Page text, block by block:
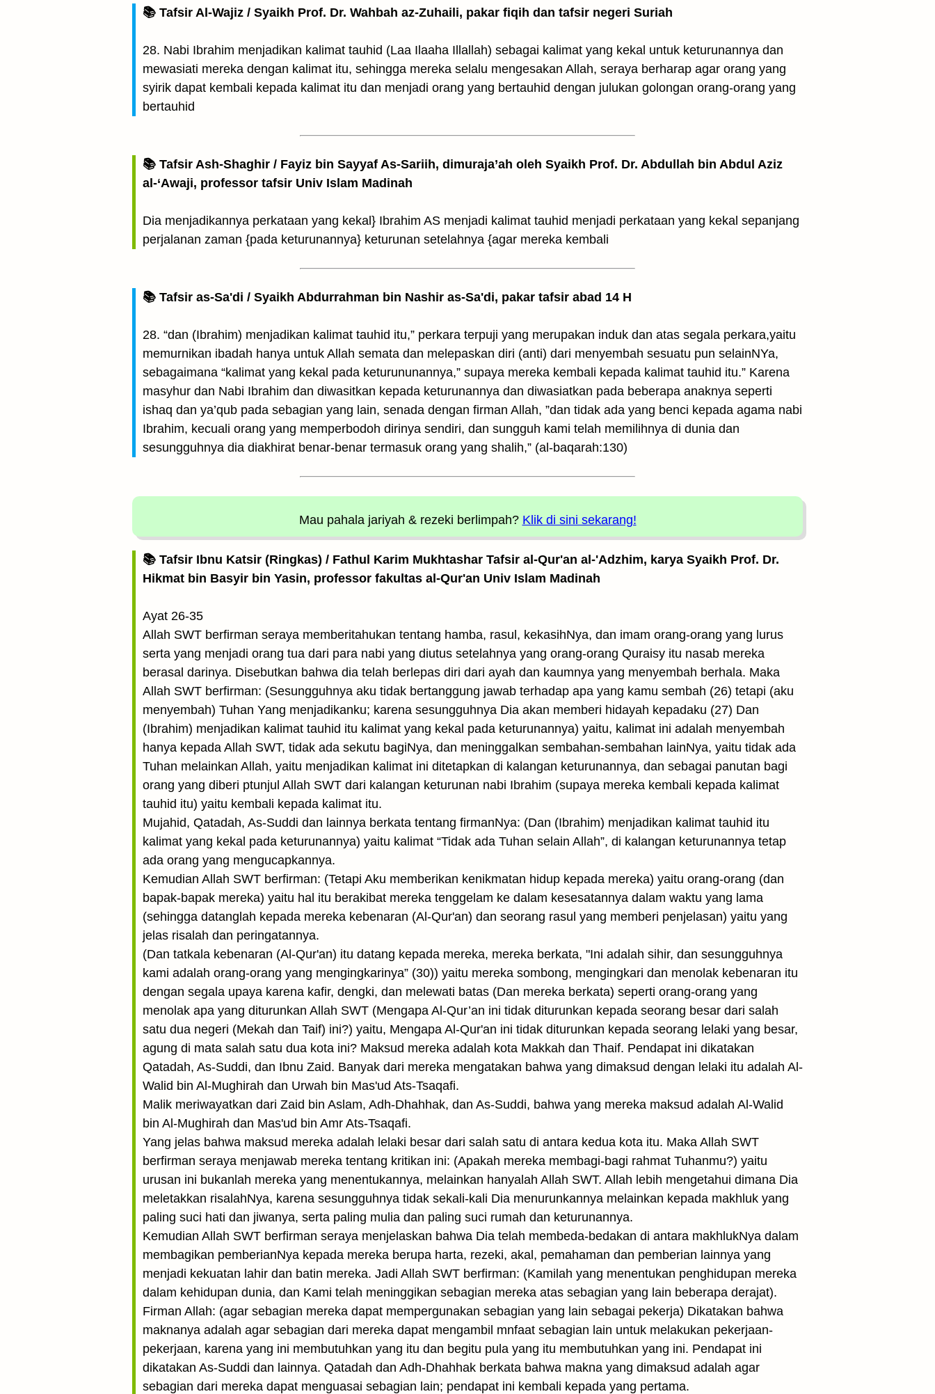
📚 Tafsir Al-Wajiz / Syaikh Prof. Dr. Wahbah az-Zuhaili, pakar fiqih dan tafsir negeri Suriah
28. Nabi Ibrahim menjadikan kalimat tauhid (Laa Ilaaha Illallah) sebagai kalimat yang kekal untuk keturunannya dan
mewasiati mereka dengan kalimat itu, sehingga mereka selalu mengesakan Allah, seraya berharap agar orang yang
syirik dapat kembali kepada kalimat itu dan menjadi orang yang bertauhid dengan julukan golongan orang-orang yang
bertauhid
📚 Tafsir Ash-Shaghir / Fayiz bin Sayyaf As-Sariih, dimuraja’ah oleh Syaikh Prof. Dr. Abdullah bin Abdul Aziz
al-‘Awaji, professor tafsir Univ Islam Madinah
Dia menjadikannya perkataan yang kekal} Ibrahim AS menjadi kalimat tauhid menjadi perkataan yang kekal sepanjang
perjalanan zaman {pada keturunannya} keturunan setelahnya {agar mereka kembali
📚 Tafsir as-Sa'di / Syaikh Abdurrahman bin Nashir as-Sa'di, pakar tafsir abad 14 H
28. “dan (Ibrahim) menjadikan kalimat tauhid itu,” perkara terpuji yang merupakan induk dan atas segala perkara,yaitu
memurnikan ibadah hanya untuk Allah semata dan melepaskan diri (anti) dari menyembah sesuatu pun selainNYa,
sebagaimana “kalimat yang kekal pada keturununannya,” supaya mereka kembali kepada kalimat tauhid itu.” Karena
masyhur dan Nabi Ibrahim dan diwasitkan kepada keturunannya dan diwasiatkan pada beberapa anaknya seperti
ishaq dan ya’qub pada sebagian yang lain, senada dengan firman Allah, ”dan tidak ada yang benci kepada agama nabi
Ibrahim, kecuali orang yang memperbodoh dirinya sendiri, dan sungguh kami telah memilihnya di dunia dan
sesungguhnya dia diakhirat benar-benar termasuk orang yang shalih,” (al-baqarah:130)
Mau pahala jariyah & rezeki berlimpah? Klik di sini sekarang!
📚 Tafsir Ibnu Katsir (Ringkas) / Fathul Karim Mukhtashar Tafsir al-Qur'an al-'Adzhim, karya Syaikh Prof. Dr.
Hikmat bin Basyir bin Yasin, professor fakultas al-Qur'an Univ Islam Madinah
Ayat 26-35
Allah SWT berfirman seraya memberitahukan tentang hamba, rasul, kekasihNya, dan imam orang-orang yang lurus
serta yang menjadi orang tua dari para nabi yang diutus setelahnya yang orang-orang Quraisy itu nasab mereka
berasal darinya. Disebutkan bahwa dia telah berlepas diri dari ayah dan kaumnya yang menyembah berhala. Maka
Allah SWT berfirman: (Sesungguhnya aku tidak bertanggung jawab terhadap apa yang kamu sembah (26) tetapi (aku
menyembah) Tuhan Yang menjadikanku; karena sesungguhnya Dia akan memberi hidayah kepadaku (27) Dan
(Ibrahim) menjadikan kalimat tauhid itu kalimat yang kekal pada keturunannya) yaitu, kalimat ini adalah menyembah
hanya kepada Allah SWT, tidak ada sekutu bagiNya, dan meninggalkan sembahan-sembahan lainNya, yaitu tidak ada
Tuhan melainkan Allah, yaitu menjadikan kalimat ini ditetapkan di kalangan keturunannya, dan sebagai panutan bagi
orang yang diberi ptunjul Allah SWT dari kalangan keturunan nabi Ibrahim (supaya mereka kembali kepada kalimat
tauhid itu) yaitu kembali kepada kalimat itu.
Mujahid, Qatadah, As-Suddi dan lainnya berkata tentang firmanNya: (Dan (Ibrahim) menjadikan kalimat tauhid itu
kalimat yang kekal pada keturunannya) yaitu kalimat “Tidak ada Tuhan selain Allah”, di kalangan keturunannya tetap
ada orang yang mengucapkannya.
Kemudian Allah SWT berfirman: (Tetapi Aku memberikan kenikmatan hidup kepada mereka) yaitu orang-orang (dan
bapak-bapak mereka) yaitu hal itu berakibat mereka tenggelam ke dalam kesesatannya dalam waktu yang lama
(sehingga datanglah kepada mereka kebenaran (Al-Qur'an) dan seorang rasul yang memberi penjelasan) yaitu yang
jelas risalah dan peringatannya.
(Dan tatkala kebenaran (Al-Qur'an) itu datang kepada mereka, mereka berkata, "Ini adalah sihir, dan sesungguhnya
kami adalah orang-orang yang mengingkarinya” (30)) yaitu mereka sombong, mengingkari dan menolak kebenaran itu
dengan segala upaya karena kafir, dengki, dan melewati batas (Dan mereka berkata) seperti orang-orang yang
menolak apa yang diturunkan Allah SWT (Mengapa Al-Qur’an ini tidak diturunkan kepada seorang besar dari salah
satu dua negeri (Mekah dan Taif) ini?) yaitu, Mengapa Al-Qur'an ini tidak diturunkan kepada seorang lelaki yang besar,
agung di mata salah satu dua kota ini? Maksud mereka adalah kota Makkah dan Thaif. Pendapat ini dikatakan
Qatadah, As-Suddi, dan Ibnu Zaid. Banyak dari mereka mengatakan bahwa yang dimaksud dengan lelaki itu adalah Al-
Walid bin Al-Mughirah dan Urwah bin Mas'ud Ats-Tsaqafi.
Malik meriwayatkan dari Zaid bin Aslam, Adh-Dhahhak, dan As-Suddi, bahwa yang mereka maksud adalah Al-Walid
bin Al-Mughirah dan Mas'ud bin Amr Ats-Tsaqafi.
Yang jelas bahwa maksud mereka adalah lelaki besar dari salah satu di antara kedua kota itu. Maka Allah SWT
berfirman seraya menjawab mereka tentang kritikan ini: (Apakah mereka membagi-bagi rahmat Tuhanmu?) yaitu
urusan ini bukanlah mereka yang menentukannya, melainkan hanyalah Allah SWT. Allah lebih mengetahui dimana Dia
meletakkan risalahNya, karena sesungguhnya tidak sekali-kali Dia menurunkannya melainkan kepada makhluk yang
paling suci hati dan jiwanya, serta paling mulia dan paling suci rumah dan keturunannya.
Kemudian Allah SWT berfirman seraya menjelaskan bahwa Dia telah membeda-bedakan di antara makhlukNya dalam
membagikan pemberianNya kepada mereka berupa harta, rezeki, akal, pemahaman dan pemberian lainnya yang
menjadi kekuatan lahir dan batin mereka. Jadi Allah SWT berfirman: (Kamilah yang menentukan penghidupan mereka
dalam kehidupan dunia, dan Kami telah meninggikan sebagian mereka atas sebagian yang lain beberapa derajat).
Firman Allah: (agar sebagian mereka dapat mempergunakan sebagian yang lain sebagai pekerja) Dikatakan bahwa
maknanya adalah agar sebagian dari mereka dapat mengambil mnfaat sebagian lain untuk melakukan pekerjaan-
pekerjaan, karena yang ini membutuhkan yang itu dan begitu pula yang itu membutuhkan yang ini. Pendapat ini
dikatakan As-Suddi dan lainnya. Qatadah dan Adh-Dhahhak berkata bahwa makna yang dimaksud adalah agar
sebagian dari mereka dapat menguasai sebagian lain; pendapat ini kembali kepada yang pertama.